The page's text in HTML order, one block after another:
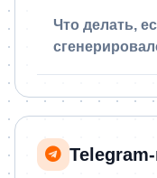
Что делать,